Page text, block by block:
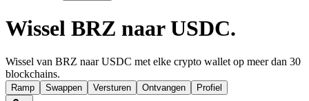
Wissel BRZ naar USDC.
Wissel van BRZ naar USDC met elke crypto wallet op meer dan 30
blockchains.
Ramp Swappen Versturen Ontvangen Profiel